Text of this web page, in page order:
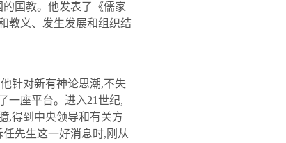
国教。他发表了《儒家
教义、发生发展和组织结
他针对新有神论思潮,不失
一座平台。进入21世纪,
,得到中央领导和有关方
任先生这一好消息时,刚从